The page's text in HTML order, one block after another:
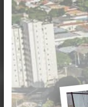
SERÃO
LOANDA